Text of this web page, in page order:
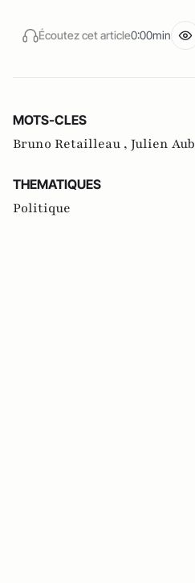
Écoutez cet article0:00min
MOTS-CLES
Bruno Retailleau , Julien
THEMATIQUES
Politique